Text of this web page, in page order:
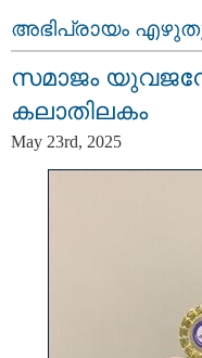
അഭിപ്രായം
സമാജം
കലാതിലകം
May 23rd, 2025